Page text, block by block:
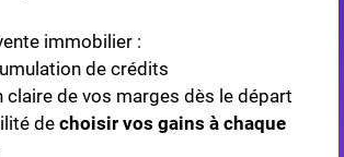
immobilier :
de crédits
claire de vos marges dès le départ
de choisir vos gains à chaque